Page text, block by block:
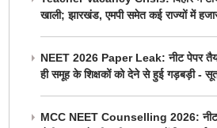
खाली; झारखंड, एमपी समेत कई राज्यों में
NEET 2026 Paper Leak: नीट पेपर
ही समूह के शिक्षकों को देने से हुई गड़बड़ी -
MCC NEET Counselling 2026: